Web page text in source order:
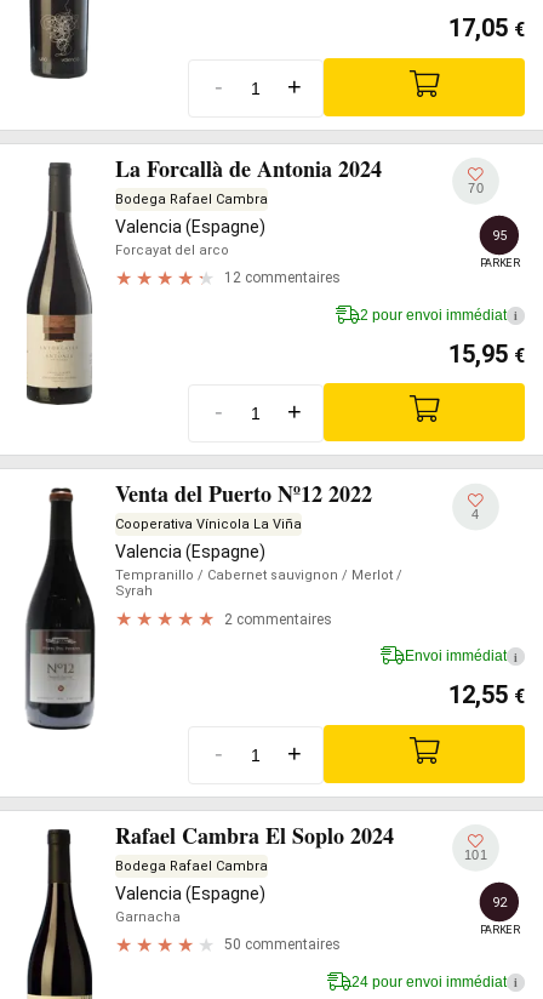
17,05 €
- +
La Forcallà de Antonia 2024
Bodega Rafael Cambra
Valencia (Espagne)
Forcayat del arco
12 commentaires
70
95
PARKER
2 pour envoi immédiat i
15,95 €
- +
Venta del Puerto Nº12 2022
Cooperativa Vínicola La Viña
Valencia (Espagne)
Tempranillo / Cabernet sauvignon / Merlot /
Syrah
2 commentaires
4
Envoi immédiat i
12,55 €
- +
Rafael Cambra El Soplo 2024
Bodega Rafael Cambra
Valencia (Espagne)
Garnacha
50 commentaires
101
92
PARKER
24 pour envoi immédiat i